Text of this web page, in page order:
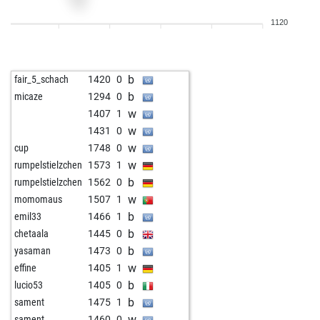
w
babudas 1216 b
supernez 1946 w
1370 w
1856 w
jhonnypanic 1367 b
te paske 1189 b
krueger 1616 w
olly 1292 w
luri 1434 b
dharmendra07 1117 b
baddi 1430 w
lodur26 1336 b
chesssavy 1333 w
blomm 1297 b
1120
fair_5_schach 1420 0 b
micaze 1294 0 b
1407 1 w
1431 0 w
cup 1748 0 w
rumpelstielzchen 1573 1 w
rumpelstielzchen 1562 0 b
momomaus 1507 1 w
emil33 1466 1 b
chetaala 1445 0 b
yasaman 1473 0 b
effine 1405 1 w
lucio53 1405 0 b
sament 1475 1 b